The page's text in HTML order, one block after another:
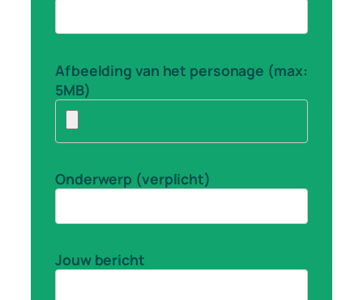
Afbeelding van het personage (max:
5MB)
Onderwerp (verplicht)
Jouw bericht